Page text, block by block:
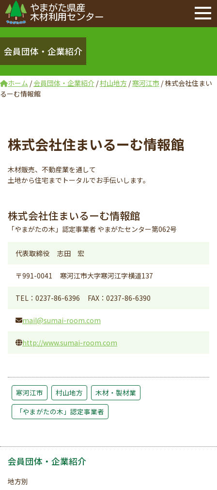
やまがた県産
木材利用センター
会員団体・企業紹介
ホーム /会員団体・企業紹介/村山地方/寒河江市 /株式会社住まい
るーむ情報館
株式会社住まいるーむ情報館
木材販売、不動産業を通して
土地から住宅までトータルでお手伝いします。
株式会社住まいるーむ情報館
「やまがたの木」認定事業者 やまがたセンター第062号
代表取締役 志田 宏
〒991-0041 寒河江市大字寒河江字横道137
TEL：0237-86-6396 FAX：0237-86-6390
mail@sumai-room.com
http://www.sumai-room.com
寒河江市 村山地方
木材・製材業
「やまがたの木」認定事業者
会員団体・企業紹介
地方別